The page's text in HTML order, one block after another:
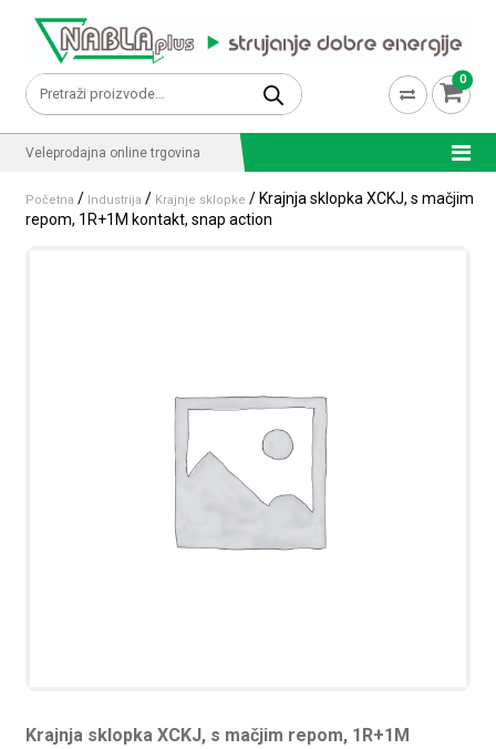
Pretraži: 0
Veleprodajna online trgovina
Početna / Industrija / Krajnje sklopke / Krajnja sklopka XCKJ, s mačjim
repom, 1R+1M kontakt, snap action
Krajnja sklopka XCKJ, s mačjim repom, 1R+1M